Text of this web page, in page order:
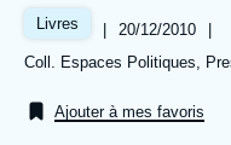
Analyses
Livres |
Date
de
publication
20/12/2010
|
Références
Coll. Espaces Politiques,
Ajouter à mes favoris